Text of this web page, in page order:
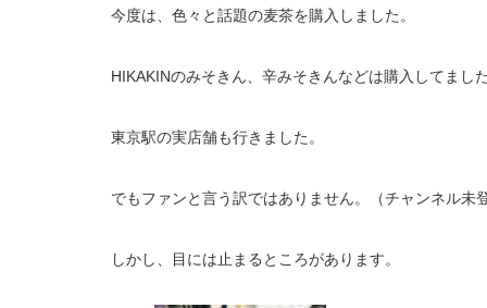
今度は、色々と話題の麦茶を購入しました。
HIKAKINのみそきん、辛みそきんなどは購入してました
東京駅の実店舗も行きました。
でもファンと言う訳ではありません。（チャンネル未登
しかし、目には止まるところがあります。